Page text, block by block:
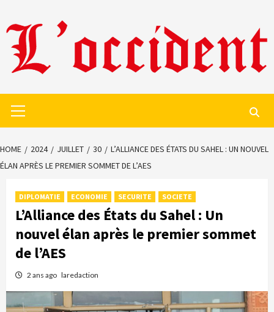
to
content
Menu
HOME 2024 JUILLET 30
L’ALLIANCE DES ÉTATS DU SAHEL : UN NOUVEL
ÉLAN APRÈS LE PREMIER SOMMET DE L’AES
DIPLOMATIE ECONOMIE SECURITE SOCIETE
L’Alliance des États du Sahel : Un
nouvel élan après le premier sommet
de l’AES
2 ans ago laredaction